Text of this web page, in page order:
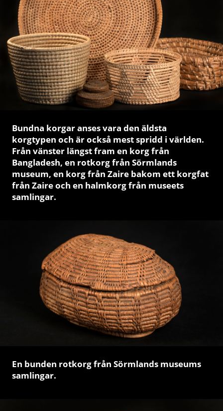
Bundna korgar anses vara den äldsta
korgtypen och är också mest spridd i världen.
Från vänster längst fram en korg från
Bangladesh, en rotkorg från Sörmlands
museum, en korg från Zaire bakom ett korgfat
från Zaire och en halmkorg från museets
samlingar.
En bunden rotkorg från Sörmlands museums
samlingar.